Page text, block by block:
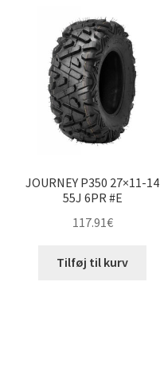
JOURNEY P350 27×11-14
55J 6PR #E
117.91€
Tilføj til kurv